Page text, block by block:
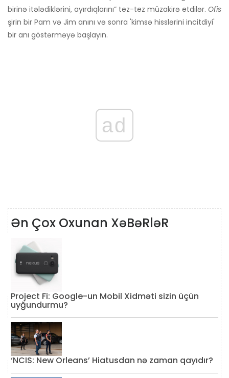
birinə itələdiklərini, ayırdıqlarını” tez-tez müzakirə etdilər. Ofis
şirin bir Pam və Jim anını və sonra 'kimsə hisslərini incitdiyi'
bir anı göstərməyə başlayın.
ad
Ən Çox Oxunan XəBəRləR
Project Fi: Google-un Mobil Xidməti sizin üçün
uyğundurmu?
‘NCIS: New Orleans’ Hiatusdan nə zaman qayıdır?